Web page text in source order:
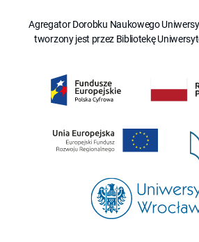
Agregator Dorobku Naukowego
tworzony jest przez Bibliotekę